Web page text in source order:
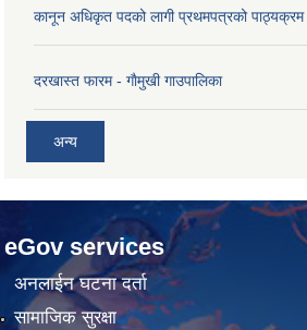
कानून अधिकृत पदको लागी प्रथमपत्रको पाठ्यक्रम
दरखास्त फारम - गाैमुखी गाउपालिका
अन्य
eGov services
अनलाईन घटना दर्ता
सामाजिक सुरक्षा